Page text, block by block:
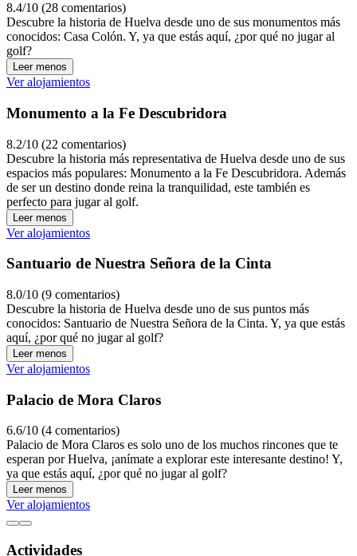
8.4/10 (28 comentarios)
Descubre la historia de Huelva desde uno de sus monumentos más
conocidos: Casa Colón. Y, ya que estás aquí, ¿por qué no jugar al
golf?
Leer menos
Ver alojamientos
Monumento a la Fe Descubridora
8.2/10 (22 comentarios)
Descubre la historia más representativa de Huelva desde uno de sus
espacios más populares: Monumento a la Fe Descubridora. Además
de ser un destino donde reina la tranquilidad, este también es
perfecto para jugar al golf.
Leer menos
Ver alojamientos
Santuario de Nuestra Señora de la Cinta
8.0/10 (9 comentarios)
Descubre la historia de Huelva desde uno de sus puntos más
conocidos: Santuario de Nuestra Señora de la Cinta. Y, ya que estás
aquí, ¿por qué no jugar al golf?
Leer menos
Ver alojamientos
Palacio de Mora Claros
6.6/10 (4 comentarios)
Palacio de Mora Claros es solo uno de los muchos rincones que te
esperan por Huelva, ¡anímate a explorar este interesante destino! Y,
ya que estás aquí, ¿por qué no jugar al golf?
Leer menos
Ver alojamientos
Actividades